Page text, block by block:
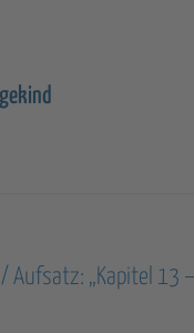
/ Aufsatz: „Kapitel 13